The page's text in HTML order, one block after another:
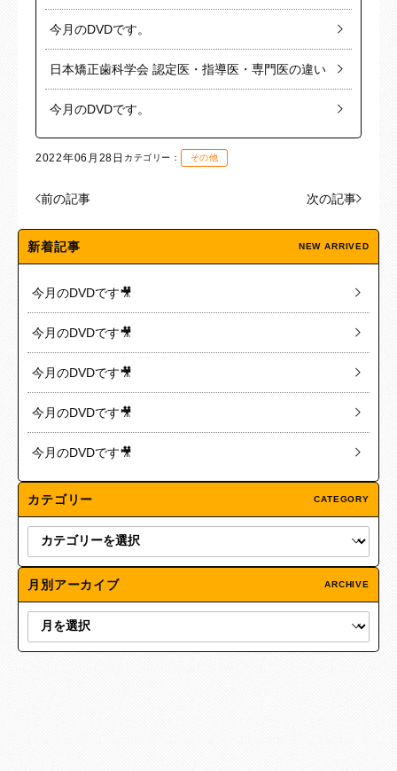
今月のDVDです。
日本矯正歯科学会 認定医・指導医・専門医の違い
今月のDVDです。
2022年06月28日 カテゴリー： その他
前の記事 次の記事
新着記事 NEW ARRIVED
今月のDVDです🎥
今月のDVDです🎥
今月のDVDです🎥
今月のDVDです🎥
今月のDVDです🎥
カテゴリー CATEGORY
月別アーカイブ ARCHIVE